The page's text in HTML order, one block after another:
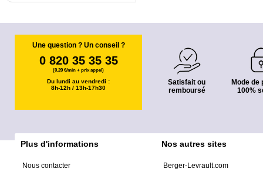
Une question ? Un conseil ?
0 820 35 35 35
(0,20 €/min + prix appel)
Du lundi au vendredi :
8h-12h / 13h-17h30
Satisfait ou
remboursé
Mode de
100%
Plus d'informations
Nous contacter
Nos autres sites
Berger-Levrault.com